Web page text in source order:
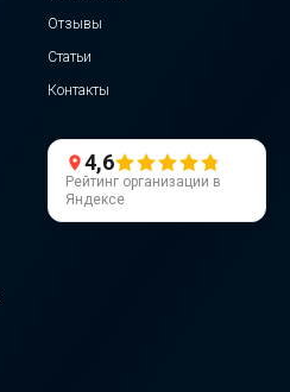
Отзывы
Статьи
Контакты
4,6
Рейтинг организации в
Яндексе